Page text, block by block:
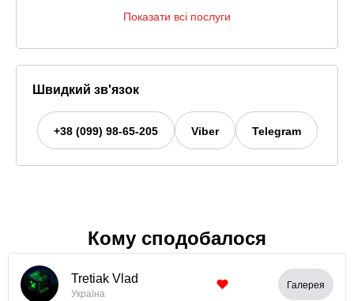
Показати всі послуги
Швидкий зв'язок
+38 (099) 98-65-205 Viber Telegram
Кому сподобалося
Tretiak Vlad
Україна
Галерея